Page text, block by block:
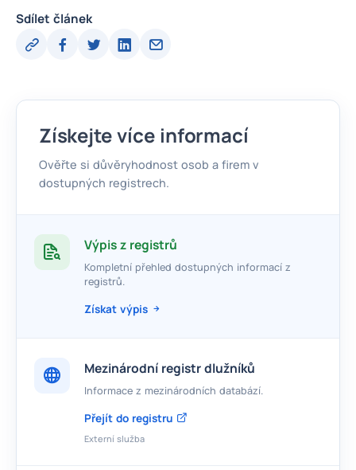
Sdílet článek
Získejte více informací
Ověřte si důvěryhodnost osob a firem v
dostupných registrech.
Výpis z registrů
Kompletní přehled dostupných informací z
registrů.
Získat výpis
Mezinárodní registr dlužníků
Informace z mezinárodních databází.
Přejít do registru
Externí služba